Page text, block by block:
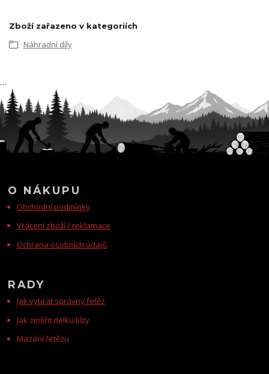
Zboží zařazeno v kategoriích
Náhradní díly
O NÁKUPU
Obchodní podmínky
Vrácení zboží / reklamace
Ochrana osobních údajů
RADY
Jak vybrat správný řetěz
Jak změřit délku lišty
Mazání řetězu
…